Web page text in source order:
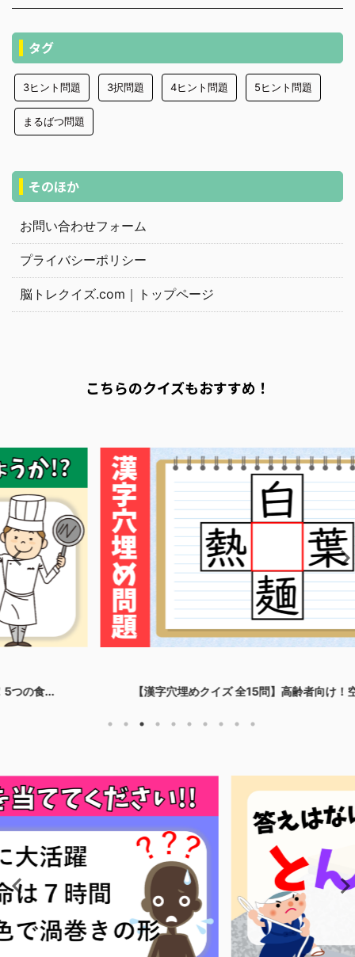
タグ
3ヒント問題 3択問題 4ヒント問題 5ヒント問題
まるばつ問題
そのほか
お問い合わせフォーム
プライバシーポリシー
脳トレクイズ.com｜トップページ
こちらのクイズもおすすめ！
【漢字穴埋めクイズ 全15問】高齢者向け！空欄に漢字を...